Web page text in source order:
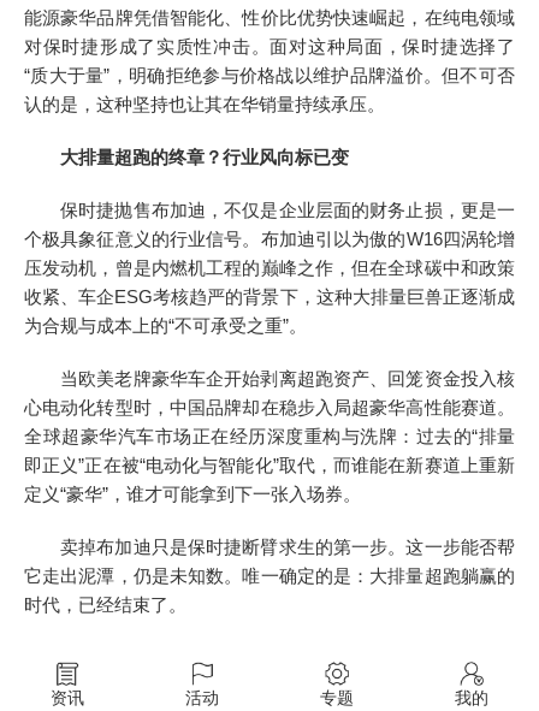
能源豪华品牌凭借智能化、性价比优势快速崛起，在纯电领域
对保时捷形成了实质性冲击。面对这种局面，保时捷选择了
“质大于量”，明确拒绝参与价格战以维护品牌溢价。但不可否
认的是，这种坚持也让其在华销量持续承压。
大排量超跑的终章？行业风向标已变
保时捷抛售布加迪，不仅是企业层面的财务止损，更是一
个极具象征意义的行业信号。布加迪引以为傲的W16四涡轮增
压发动机，曾是内燃机工程的巅峰之作，但在全球碳中和政策
收紧、车企ESG考核趋严的背景下，这种大排量巨兽正逐渐成
为合规与成本上的“不可承受之重”。
当欧美老牌豪华车企开始剥离超跑资产、回笼资金投入核
心电动化转型时，中国品牌却在稳步入局超豪华高性能赛道。
全球超豪华汽车市场正在经历深度重构与洗牌：过去的“排量
即正义”正在被“电动化与智能化”取代，而谁能在新赛道上重新
定义“豪华”，谁才可能拿到下一张入场券。
卖掉布加迪只是保时捷断臂求生的第一步。这一步能否帮
它走出泥潭，仍是未知数。唯一确定的是：大排量超跑躺赢的
时代，已经结束了。
资讯 活动 专题 我的